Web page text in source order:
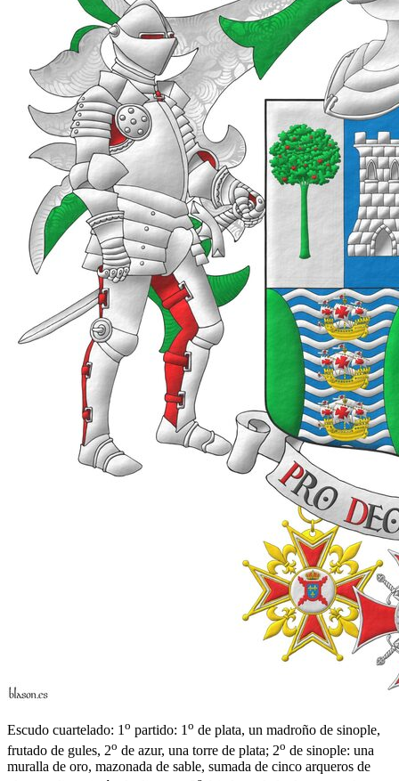
Escudo cuartelado: 1o partido: 1o de plata, un madroño de sinople,
frutado de gules, 2o de azur, una torre de plata; 2o de sinople: una
muralla de oro, mazonada de sable, sumada de cinco arqueros de